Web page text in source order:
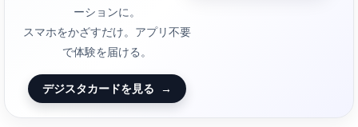
ーションに。
スマホをかざすだけ。アプリ不要
で体験を届ける。
デジスタカードを見る →